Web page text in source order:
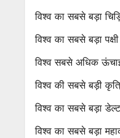
विश्व का सबसे बड़ा
विश्व का सबसे बड़ा
विश्व सबसे अधिक
विश्व की सबसे बड़ी
विश्व का सबसे बड़ा
विश्व का सबसे बड़ा